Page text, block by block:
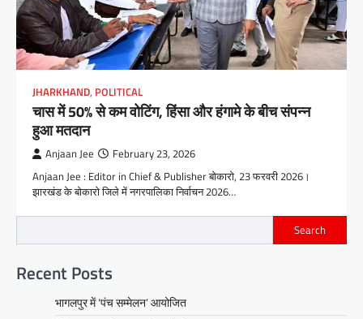
JHARKHAND, POLITICAL
चास में 50% से कम वोटिंग, हिंसा और हंगामे के बीच संपन्न
हुआ मतदान
Anjaan Jee February 23, 2026
Anjaan Jee : Editor in Chief & Publisher बोकारो, 23 फरवरी 2026।
झारखंड के बोकारो जिले में नगरपालिका निर्वाचन 2026…
Search
Recent Posts
भागलपुर में ‘पंच सम्मेलन’ आयोजित